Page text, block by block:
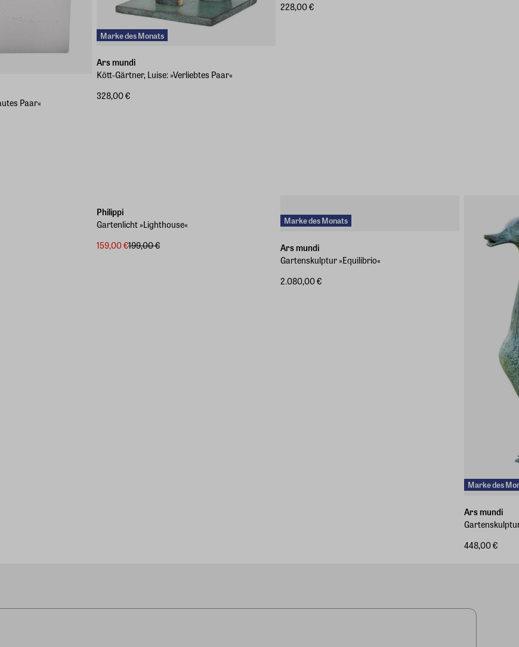
Paar«
Marke des Monats
Ars mundi
Kött-Gärtner, Luise: »Verliebtes Paar«
328,00 €
228,00 €
Philippi
Gartenlicht »Lighthouse«
159,00 €199,00 €
Marke des Monats
Ars mundi
Gartenskulptur »Equilibrio«
2.080,00 €
Marke des
Ars mundi
448,00 €